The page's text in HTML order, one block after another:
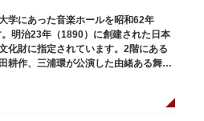
学にあった音楽ホールを昭和62年
明治23年（1890）に創建された日本
化財に指定されています。2階にある
耕作、三浦環が公演した由緒ある舞台